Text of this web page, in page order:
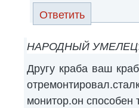
Ответить
НАРОДНЫЙ УМЕЛЕЦ
Другу краба ваш
монитор.он способен